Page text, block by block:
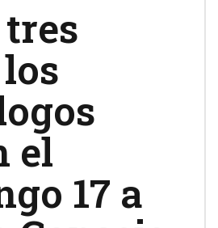
el
17 a